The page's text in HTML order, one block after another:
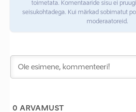
toimetata. Komentaaride sisu ei
seisukohtadega. Kui märkad sobimatut
moderaatoreid.
0 ARVAMUST